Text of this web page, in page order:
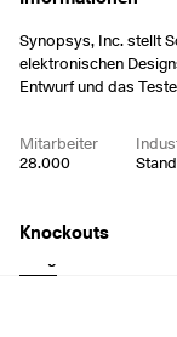
Synopsys, Inc. stellt
elektronischen
Entwurf und das
Es bietet auch
und -
Mitarbeiter
28.000
Knockouts